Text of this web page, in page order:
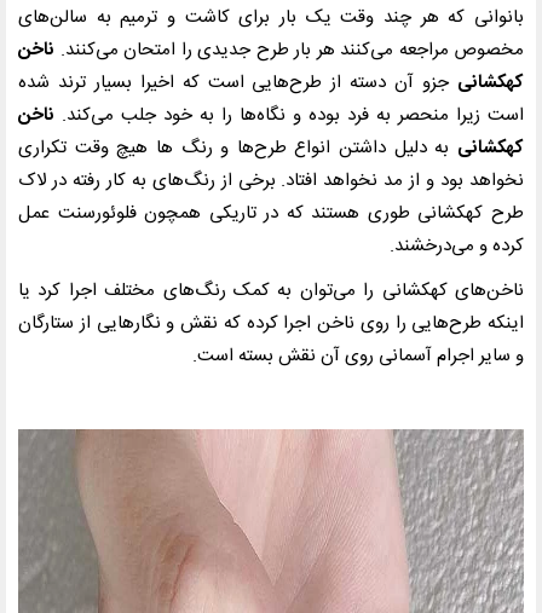
بانوانی که هر چند وقت یک بار برای کاشت و ترمیم به سالن‌های
مخصوص مراجعه می‌کنند هر بار طرح جدیدی را امتحان می‌کنند. ناخن
کهکشانی جزو آن دسته از طرح‌هایی است که اخیرا بسیار ترند شده
است زیرا منحصر به فرد بوده و نگاه‌ها را به خود جلب می‌کند.‌ ناخن
کهکشانی به دلیل داشتن انواع طرح‌ها و رنگ ها هیچ وقت تکراری
نخواهد بود و از مد نخواهد افتاد. برخی از رنگ‌های به کار رفته در لاک
طرح کهکشانی طوری هستند که در تاریکی همچون فلوئورسنت عمل
کرده و می‌درخشند.
ناخن‌های کهکشانی را می‌توان به کمک رنگ‌های مختلف اجرا کرد یا
اینکه طرح‌هایی را روی ناخن اجرا کرده که نقش و نگارهایی از ستارگان
و سایر اجرام آسمانی روی آن نقش بسته است.